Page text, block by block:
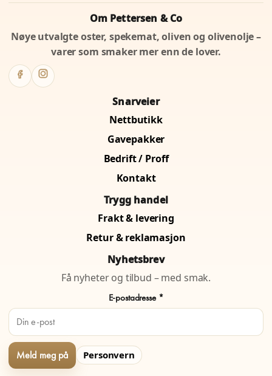
Om Pettersen & Co
Nøye utvalgte oster, spekemat, oliven og olivenolje –
varer som smaker mer enn de lover.
Snarveier
Nettbutikk
Gavepakker
Bedrift / Proff
Kontakt
Trygg handel
Frakt & levering
Retur & reklamasjon
Nyhetsbrev
Få nyheter og tilbud – med smak.
E-postadresse *
Personvern